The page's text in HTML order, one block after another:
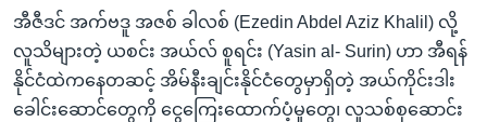
အီဇီဒင် အက်ဗဒူ အဇစ် ခါလစ် (Ezedin Abdel Aziz Khalil) လို့
လူသိများတဲ့ ယစင်း အယ်လ် စူရင်း (Yasin al- Surin) ဟာ အီရန်
နိုင်ငံထဲကနေတဆင့် အိမ်နီးချင်းနိုင်ငံတွေမှာရှိတဲ့ အယ်ကိုင်းဒါး
ခေါင်းဆောင်တွေကို ငွေကြေးထောက်ပံ့မှုတွေ၊ လူသစ်စုဆောင်း